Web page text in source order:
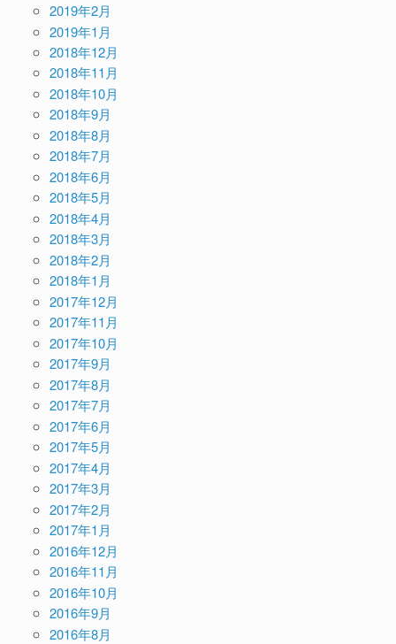
2019年2月
2019年1月
2018年12月
2018年11月
2018年10月
2018年9月
2018年8月
2018年7月
2018年6月
2018年5月
2018年4月
2018年3月
2018年2月
2018年1月
2017年12月
2017年11月
2017年10月
2017年9月
2017年8月
2017年7月
2017年6月
2017年5月
2017年4月
2017年3月
2017年2月
2017年1月
2016年12月
2016年11月
2016年10月
2016年9月
2016年8月